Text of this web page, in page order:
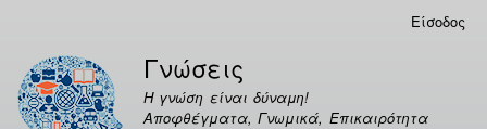
περιεχόμενο
λογαριασμού
χρήστη
Είσοδος
Γνώσεις
Η γνώση είναι δύναμη!
Αποφθέγματα, Γνωμικά, Επικαιρότητα